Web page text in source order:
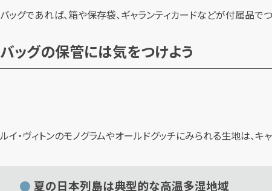
バッグであれば、箱や保存袋、ギャランティカードなどが付属品で
バッグの保管には気をつけよう
ルイ・ヴィトンのモノグラムやオールドグッチにみられる生地は、
夏の日本列島は典型的な高温多湿地域